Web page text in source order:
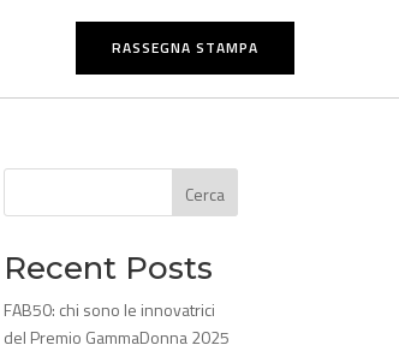
RASSEGNA STAMPA
Cerca
Recent Posts
FAB50: chi sono le innovatrici
del Premio GammaDonna 2025